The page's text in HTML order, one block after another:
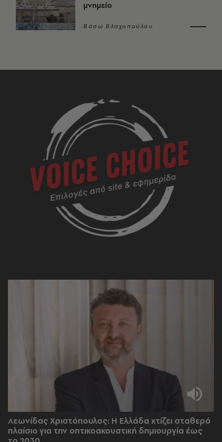
μνημείο
Βάσω Βλαχοπούλου
Λεωνίδας Χριστόπουλος: Η Ελλάδα χτίζει σταθερό
πλαίσιο για την οπτικοακουστική δημιουργία έως